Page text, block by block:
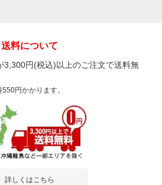
送料について
3,300円(税込)以上のご注文で送料無
円かかります。
詳しくはこちら